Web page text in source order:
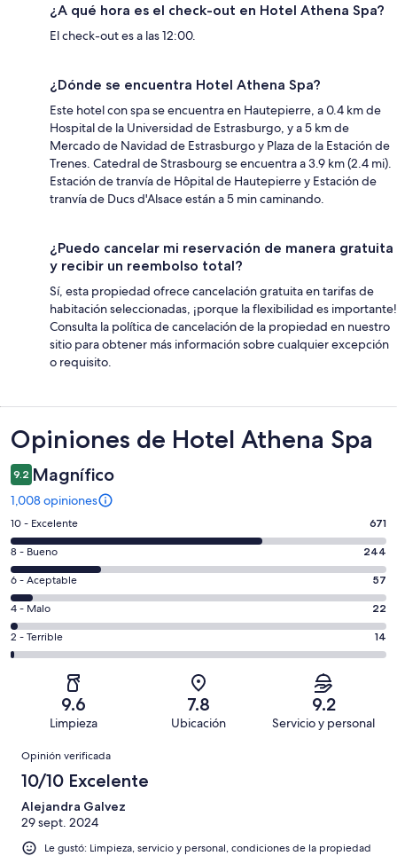
¿A qué hora es el check-out en Hotel Athena Spa?
El check-out es a las 12:00.
¿Dónde se encuentra Hotel Athena Spa?
Este hotel con spa se encuentra en Hautepierre, a 0.4 km de
Hospital de la Universidad de Estrasburgo, y a 5 km de
Mercado de Navidad de Estrasburgo y Plaza de la Estación de
Trenes. Catedral de Strasbourg se encuentra a 3.9 km (2.4 mi).
Estación de tranvía de Hôpital de Hautepierre y Estación de
tranvía de Ducs d'Alsace están a 5 min caminando.
¿Puedo cancelar mi reservación de manera gratuita
y recibir un reembolso total?
Sí, esta propiedad ofrece cancelación gratuita en tarifas de
habitación seleccionadas, ¡porque la flexibilidad es importante!
Consulta la política de cancelación de la propiedad en nuestro
sitio para obtener más información sobre cualquier excepción
o requisito.
Opiniones
Opiniones de Hotel Athena Spa
9.2 Magnífico
1,008 opiniones
Puntuación
de
10,
es
decir,
Excelente.
Basada
en
opiniones
10 - Excelente 671
Puntuación
de
8,
es
decir,
Bueno.
opiniones
8 - Bueno 244
Puntuación
de
6,
es
decir,
Aceptable.
de
1008
opiniones
6 - Aceptable 57
Puntuación
de
4,
Basada
22
de
opiniones
4 - Malo 22
Puntuación
de
Terrible.
Basada
de
1008
opiniones
2 - Terrible 14
9.6
Limpieza
7.8
Ubicación
9.2
Servicio y personal
Opiniones
Opinión verificada
10/10 Excelente
Alejandra Galvez
29 sept. 2024
Le gustó: Limpieza, servicio y personal, condiciones de la propiedad